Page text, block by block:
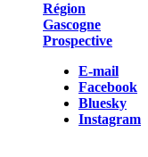
Région
Gascogne
Prospective
E-mail
Facebook
Bluesky
Instagram